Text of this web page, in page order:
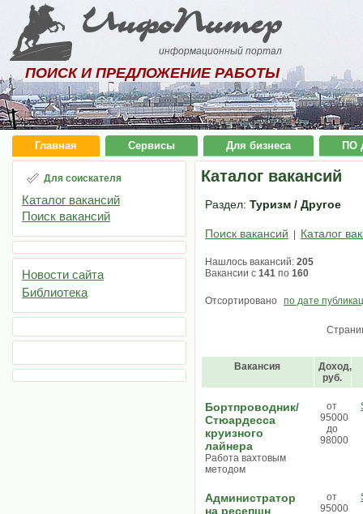
ИнфоПитер
информационный портал
ПОИСК И ПРЕДЛОЖЕНИЕ РАБОТЫ
Главная Сервисы Для бизнеса ПО
Для соискателя
Каталог вакансий
Поиск вакансий
Новости сайта
Библиотека
Каталог вакансий
Раздел: Туризм / Другое
Поиск вакансий Каталог
Нашлось вакансий: 205
Вакансии с 141 по 160
Отсортировано по дате
Вакансия
Доход,
руб.
Бортпроводник/
Стюардесса
круизного
лайнера
Работа вахтовым
методом
от
95000
до
98000
Администратор
на ресепшн
от
95000